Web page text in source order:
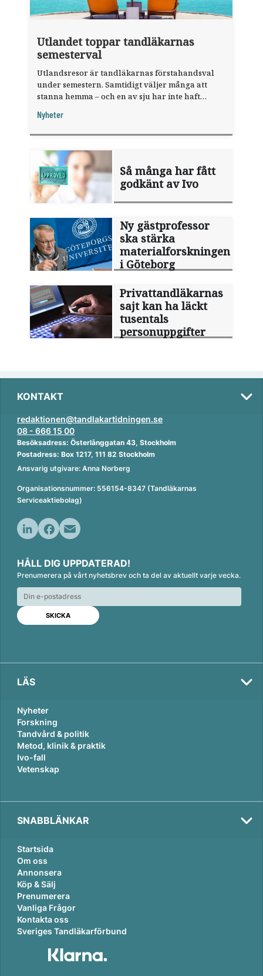
Utlandet toppar tandläkarnas
semesterval
Utlandsresor är tandläkarnas förstahandsval
under semestern. Samtidigt väljer många att
stanna hemma – och en av sju har inte haft
fråga".
Nyheter
Så många har fått
godkänt av Ivo
Ny gästprofessor
ska stärka
materialforskningen
i Göteborg
Privattandläkarnas
sajt kan ha läckt
tusentals
personuppgifter
KONTAKT
redaktionen@tandlakartidningen.se
08 - 666 15 00
Besöksadress: Österlånggatan 43, Stockholm
Postadress: Box 1217, 111 82 Stockholm
Ansvarig utgivare: Anna Norberg
Organisationsnummer: 556154-8347 (Tandläkarnas
Serviceaktiebolag)
n
k
e
d
n
c
e
b
o
o
k
a
i
l
HÅLL DIG UPPDATERAD!
Prenumerera på vårt nyhetsbrev och ta del av aktuellt varje vecka.
LÄS
Nyheter
Forskning
Tandvård & politik
Metod, klinik & praktik
Ivo-fall
Vetenskap
SNABBLÄNKAR
Startsida
Om oss
Annonsera
Köp & Sälj
Prenumerera
Vanliga Frågor
Kontakta oss
Sveriges Tandläkarförbund